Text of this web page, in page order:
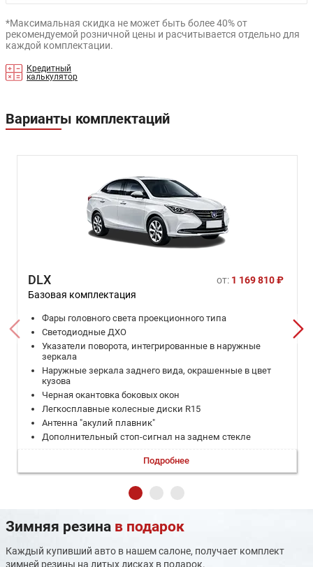
*Максимальная скидка не может быть более 40% от
рекомендуемой розничной цены и расчитывается отдельно для
каждой комплектации.
Кредитный
калькулятор
Варианты комплектаций
DLX от: 1 169 810 ₽
Базовая комплектация
Фары головного света проекционного типа
Светодиодные ДХО
Указатели поворота, интегрированные в наружные
зеркала
Наружные зеркала заднего вида, окрашенные в цвет
кузова
Черная окантовка боковых окон
Легкосплавные колесные диски R15
Антенна "акулий плавник"
Дополнительный стоп-сигнал на заднем стекле
Подсветка заднего номерного знака
Многофункциональное рулевое колесо
пассажира
Индивидуальная подсветка для пассажиров переднего
ряда
Подробнее
Зимняя резина в подарок
Каждый купивший авто в нашем салоне, получает комплект
зимней резины на литых дисках в подарок.